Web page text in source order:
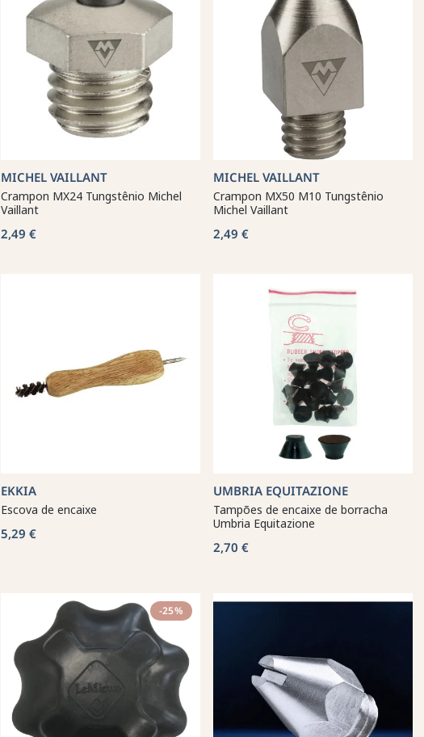
MICHEL VAILLANT
Crampon MX24 Tungstênio Michel
Vaillant
2,49 €
MICHEL VAILLANT
Crampon MX50 M10 Tungstênio
Michel Vaillant
2,49 €
EKKIA
Escova de encaixe
5,29 €
UMBRIA EQUITAZIONE
Tampões de encaixe de borracha
Umbria Equitazione
2,70 €
-25%